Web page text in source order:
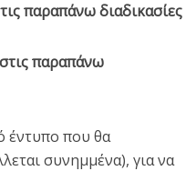
παραπάνω διαδικασίες
παραπάνω
έντυπο που θα
συνημμένα), για να